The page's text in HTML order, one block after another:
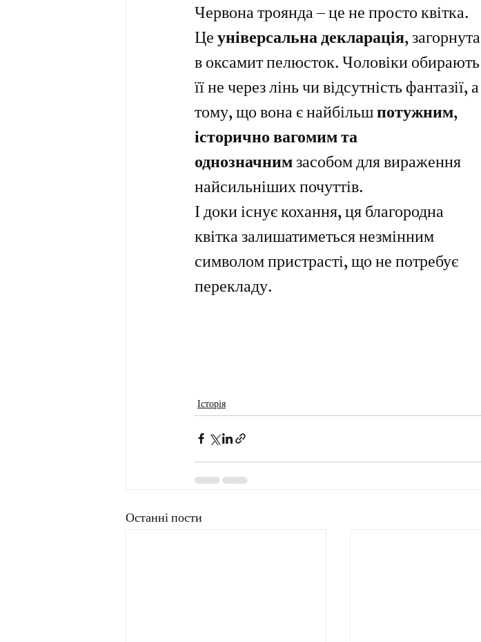
Червона троянда – це не просто квітка.
Це універсальна декларація, загорнута
в оксамит пелюсток. Чоловіки обирають
її не через лінь чи відсутність фантазії, а
тому, що вона є найбільш потужним,
історично вагомим та
однозначним засобом для вираження
найсильніших почуттів.
І доки існує кохання, ця благородна
квітка залишатиметься незмінним
символом пристрасті, що не потребує
перекладу.
Історія
Останні пости